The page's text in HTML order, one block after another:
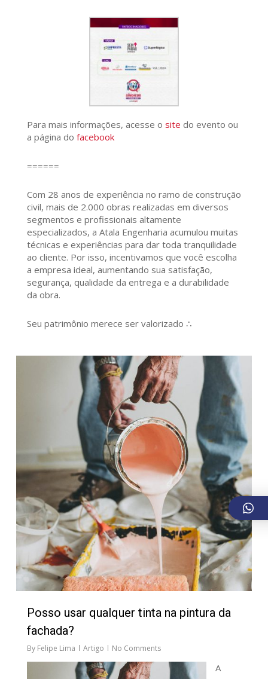
Para mais informações, acesse o site do evento ou
a página do facebook
======
Com 28 anos de experiência no ramo de construção
civil, mais de 2.000 obras realizadas em diversos
segmentos e profissionais altamente
especializados, a Atala Engenharia acumulou muitas
técnicas e experiências para dar toda tranquilidade
ao cliente. Por isso, incentivamos que você escolha
a empresa ideal, aumentando sua satisfação,
segurança, qualidade da entrega e a durabilidade
da obra.
Seu patrimônio merece ser valorizado ∴
Posso usar qualquer tinta na pintura da
fachada?
By Felipe Lima Artigo No Comments
A
609